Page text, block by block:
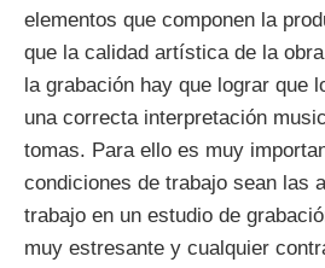
elementos que componen la
que la calidad artística de la
la grabación hay que lograr que
una correcta interpretación
tomas. Para ello es muy
condiciones de trabajo sean las
trabajo en un estudio de
muy estresante y cualquier